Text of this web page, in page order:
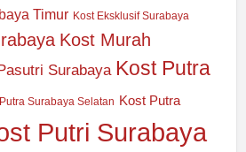
Timur Kost Eksklusif Surabaya
Kost Murah
Surabaya Kost Putra
Surabaya Selatan Kost Putra
Putri Surabaya